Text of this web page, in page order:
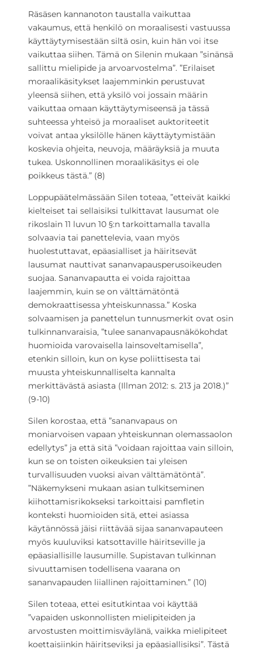
Räsäsen kannanoton taustalla vaikuttaa
vakaumus, että henkilö on moraalisesti vastuussa
käyttäytymisestään siltä osin, kuin hän voi itse
vaikuttaa siihen. Tämä on Silenin mukaan ”sinänsä
sallittu mielipide ja arvoarvostelma”. ”Erilaiset
moraalikäsitykset laajemminkin perustuvat
yleensä siihen, että yksilö voi jossain määrin
vaikuttaa omaan käyttäytymiseensä ja tässä
suhteessa yhteisö ja moraaliset auktoriteetit
voivat antaa yksilölle hänen käyttäytymistään
koskevia ohjeita, neuvoja, määräyksiä ja muuta
tukea. Uskonnollinen moraalikäsitys ei ole
poikkeus tästä.” (8)
Loppupäätelmässään Silen toteaa, ”etteivät kaikki
kielteiset tai sellaisiksi tulkittavat lausumat ole
rikoslain 11 luvun 10 §:n tarkoittamalla tavalla
solvaavia tai panettelevia, vaan myös
huolestuttavat, epäasialliset ja häiritsevät
lausumat nauttivat sananvapausperusoikeuden
suojaa. Sananvapautta ei voida rajoittaa
laajemmin, kuin se on välttämätöntä
demokraattisessa yhteiskunnassa.” Koska
solvaamisen ja panettelun tunnusmerkit ovat osin
tulkinnanvaraisia, ”tulee sananvapausnäkökohdat
huomioida varovaisella lainsoveltamisella”,
etenkin silloin, kun on kyse poliittisesta tai
muusta yhteiskunnalliselta kannalta
merkittävästä asiasta (Illman 2012: s. 213 ja 2018.)”
(9-10)
Silen korostaa, että ”sananvapaus on
moniarvoisen vapaan yhteiskunnan olemassaolon
edellytys” ja että sitä ”voidaan rajoittaa vain silloin,
kun se on toisten oikeuksien tai yleisen
turvallisuuden vuoksi aivan välttämätöntä”.
”Näkemykseni mukaan asian tulkitseminen
kiihottamisrikokseksi tarkoittaisi pamfletin
konteksti huomioiden sitä, ettei asiassa
käytännössä jäisi riittävää sijaa sananvapauteen
myös kuuluviksi katsottaville häiritseville ja
epäasiallisille lausumille. Supistavan tulkinnan
sivuuttamisen todellisena vaarana on
sananvapauden liiallinen rajoittaminen.” (10)
Silen toteaa, ettei esitutkintaa voi käyttää
”vapaiden uskonnollisten mielipiteiden ja
arvostusten moittimisväylänä, vaikka mielipiteet
koettaisiinkin häiritseviksi ja epäasiallisiksi”. Tästä